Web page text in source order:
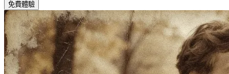
免費體驗